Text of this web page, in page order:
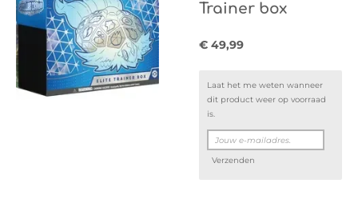
Trainer box
€ 49,99
Laat het me weten wanneer
dit product weer op voorraad
is.
Verzenden